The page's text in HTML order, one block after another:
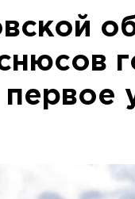
первое